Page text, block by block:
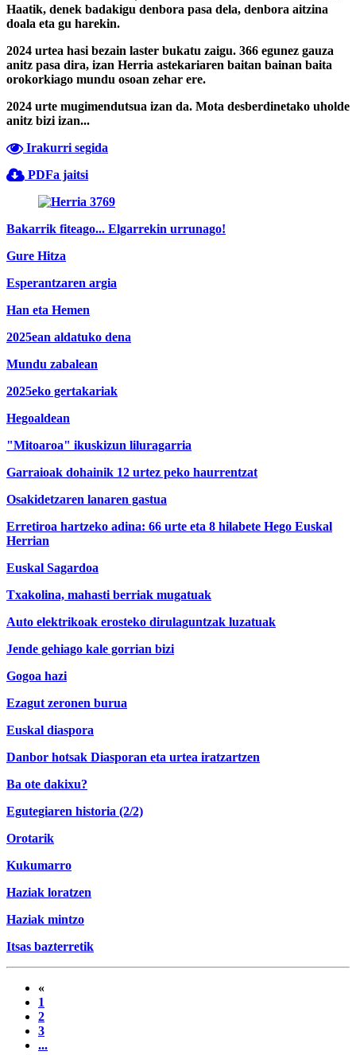
Haatik, denek badakigu denbora pasa dela, denbora aitzina
doala eta gu harekin.
2024 urtea hasi bezain laster bukatu zaigu. 366 egunez gauza
anitz pasa dira, izan Herria astekariaren baitan bainan baita
orokorkiago mundu osoan zehar ere.
2024 urte mugimendutsua izan da. Mota desberdinetako uholde
anitz bizi izan...
Irakurri segida
PDFa jaitsi
Bakarrik fiteago... Elgarrekin urrunago!
Gure Hitza
Esperantzaren argia
Han eta Hemen
2025ean aldatuko dena
Mundu zabalean
2025eko gertakariak
Hegoaldean
"Mitoaroa" ikuskizun liluragarria
Garraioak dohainik 12 urtez peko haurrentzat
Osakidetzaren lanaren gastua
Erretiroa hartzeko adina: 66 urte eta 8 hilabete Hego Euskal
Herrian
Euskal Sagardoa
Txakolina, mahasti berriak mugatuak
Auto elektrikoak erosteko dirulaguntzak luzatuak
Jende gehiago kale gorrian bizi
Gogoa hazi
Ezagut zeronen burua
Euskal diaspora
Danbor hotsak Diasporan eta urtea iratzartzen
Ba ote dakixu?
Egutegiaren historia (2/2)
Orotarik
Kukumarro
Haziak loratzen
Haziak mintzo
Itsas bazterretik
«
1
2
3
...